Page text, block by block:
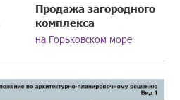
Продажа загородного
комплекса
на Горьковском море